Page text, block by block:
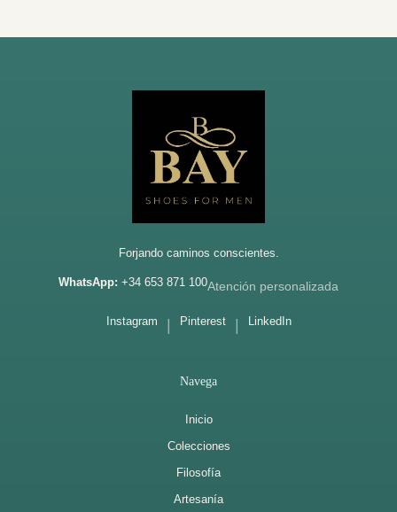
Forjando caminos conscientes.
WhatsApp: +34 653 871 100Atención personalizada
Instagram Pinterest LinkedIn
Navega
Inicio
Colecciones
Filosofía
Artesanía